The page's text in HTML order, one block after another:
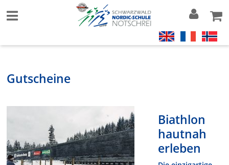
Gutscheine
Biathlon
hautnah
erleben